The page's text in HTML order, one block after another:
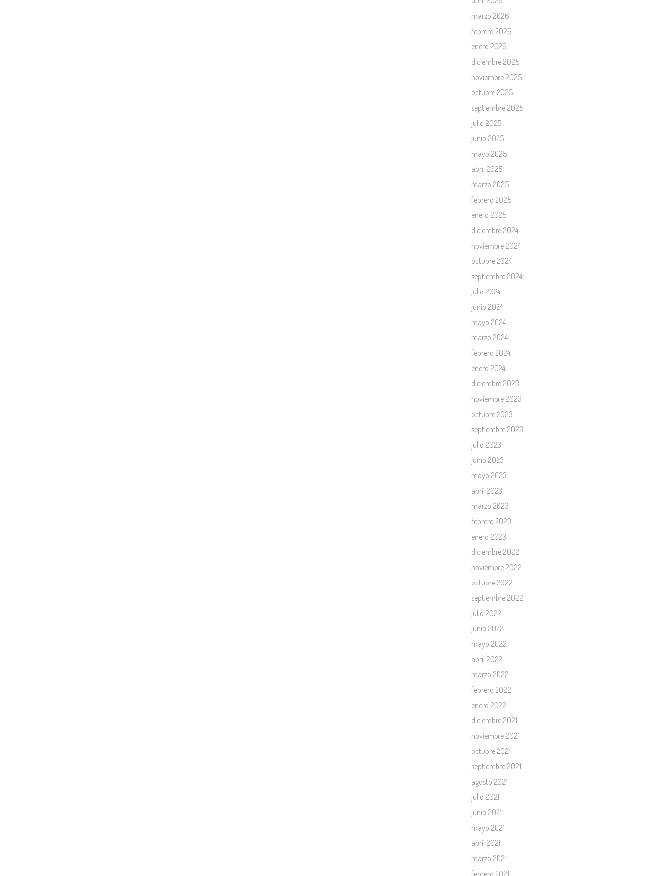
marzo 2026
febrero 2026
enero 2026
diciembre 2025
noviembre 2025
octubre 2025
septiembre 2025
julio 2025
junio 2025
mayo 2025
abril 2025
marzo 2025
febrero 2025
enero 2025
diciembre 2024
noviembre 2024
octubre 2024
septiembre 2024
julio 2024
junio 2024
mayo 2024
marzo 2024
febrero 2024
enero 2024
diciembre 2023
noviembre 2023
octubre 2023
septiembre 2023
julio 2023
junio 2023
mayo 2023
abril 2023
marzo 2023
febrero 2023
enero 2023
diciembre 2022
noviembre 2022
octubre 2022
septiembre 2022
julio 2022
junio 2022
mayo 2022
abril 2022
marzo 2022
febrero 2022
enero 2022
diciembre 2021
noviembre 2021
octubre 2021
septiembre 2021
agosto 2021
julio 2021
junio 2021
mayo 2021
abril 2021
marzo 2021
febrero 2021